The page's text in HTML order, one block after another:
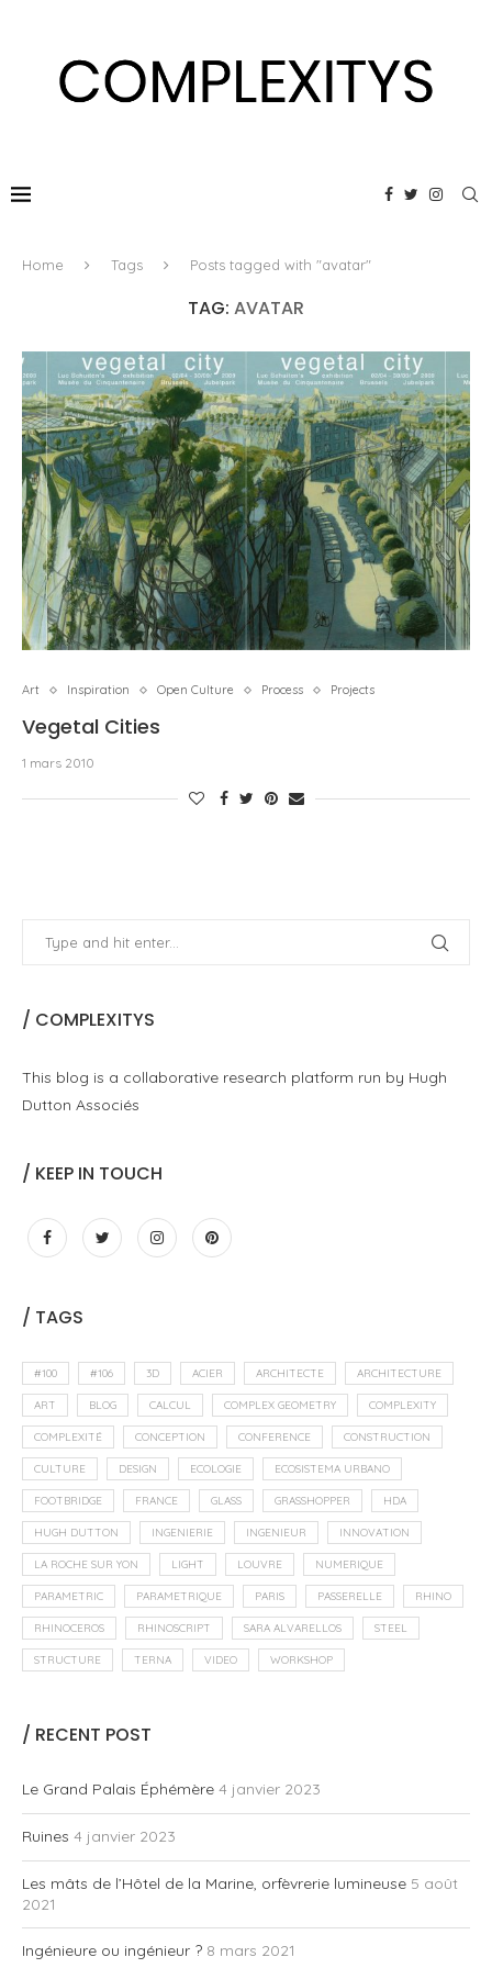
Home Tags Posts tagged with "avatar"
TAG: AVATAR
Art Inspiration Open Culture Process Projects
Vegetal Cities
1 mars 2010
/ COMPLEXITYS
This blog is a collaborative research platform run by Hugh
Dutton Associés
/ KEEP IN TOUCH
/ TAGS
#100 #106 3D ACIER ARCHITECTE ARCHITECTURE
ART BLOG CALCUL COMPLEX GEOMETRY COMPLEXITY
COMPLEXITÉ CONCEPTION CONFERENCE CONSTRUCTION
CULTURE DESIGN ECOLOGIE ECOSISTEMA URBANO
FOOTBRIDGE FRANCE GLASS GRASSHOPPER HDA
HUGH DUTTON INGENIERIE INGENIEUR INNOVATION
LA ROCHE SUR YON LIGHT LOUVRE NUMERIQUE
PARAMETRIC PARAMETRIQUE PARIS PASSERELLE RHINO
RHINOCEROS RHINOSCRIPT SARA ALVARELLOS STEEL
STRUCTURE TERNA VIDEO WORKSHOP
/ RECENT POST
Le Grand Palais Éphémère 4 janvier 2023
Ruines 4 janvier 2023
Les mâts de l’Hôtel de la Marine, orfèvrerie lumineuse 5 août
2021
Ingénieure ou ingénieur ? 8 mars 2021